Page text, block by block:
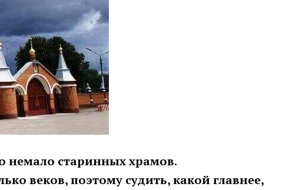
немало старинных храмов.
веков, поэтому судить, какой главнее,